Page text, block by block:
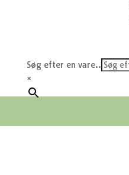
Søg efter en vare..
×